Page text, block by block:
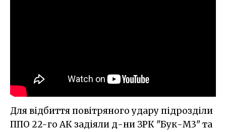
Для відбиття повітряного удару підрозділи
ППО 22-го АК задіяли д-ни ЗРК "Бук-М3" та